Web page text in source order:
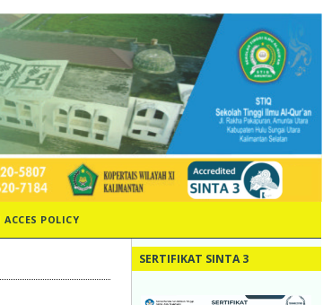
SERTIFIKAT SINTA 3
ACCES POLICY